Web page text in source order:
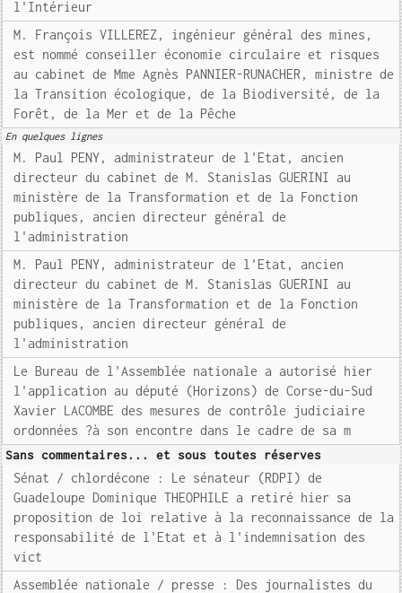
l'Intérieur
M. François VILLEREZ, ingénieur général des mines,
est nommé conseiller économie circulaire et risques
au cabinet de Mme Agnès PANNIER-RUNACHER, ministre de
la Transition écologique, de la Biodiversité, de la
Forêt, de la Mer et de la Pêche
En quelques lignes
M. Paul PENY, administrateur de l'Etat, ancien
directeur du cabinet de M. Stanislas GUERINI au
ministère de la Transformation et de la Fonction
publiques, ancien directeur général de
l'administration
M. Paul PENY, administrateur de l'Etat, ancien
directeur du cabinet de M. Stanislas GUERINI au
ministère de la Transformation et de la Fonction
publiques, ancien directeur général de
l'administration
Le Bureau de l'Assemblée nationale a autorisé hier
l'application au député (Horizons) de Corse-du-Sud
Xavier LACOMBE des mesures de contrôle judiciaire
ordonnées ?à son encontre dans le cadre de sa m
Sans commentaires... et sous toutes réserves
Sénat / chlordécone : Le sénateur (RDPI) de
Guadeloupe Dominique THEOPHILE a retiré hier sa
proposition de loi relative à la reconnaissance de la
responsabilité de l'Etat et à l'indemnisation des
vict
Assemblée nationale / presse : Des journalistes du